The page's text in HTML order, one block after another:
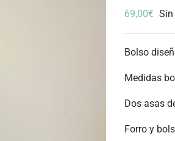
69,00€
Bolso
Medidas
Dos asas
Forro y